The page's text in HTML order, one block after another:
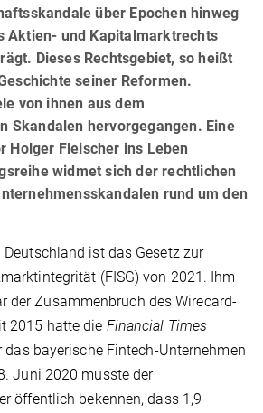
über Epochen hinweg
Aktien- und Kapitalmarktrechts
Dieses Rechtsgebiet, so heißt
seiner Reformen.
von ihnen aus dem
Skandalen hervorgegangen. Eine
Holger Fleischer ins Leben
widmet sich der rechtlichen
rund um den
ist das Gesetz zur
(FISG) von 2021. Ihm
der Zusammenbruch des Wirecard-
2015 hatte die Financial Times
bayerische Fintech-Unternehmen
Juni 2020 musste der
öffentlich bekennen, dass 1,9